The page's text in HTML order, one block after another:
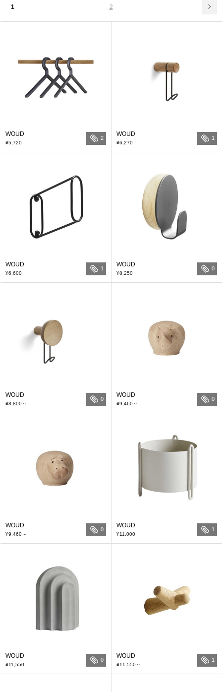
1 2
WOUD
¥5,720
2
WOUD
¥6,270
1
WOUD
¥6,600
1
WOUD
¥8,250
0
WOUD
¥8,800～
0
WOUD
¥9,460～
0
WOUD
¥9,460～
0
WOUD
¥11,000
1
WOUD
¥11,550
0
WOUD
¥11,550～
1